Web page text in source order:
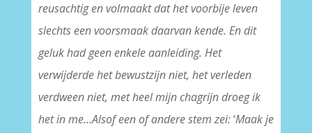
reusachtig en volmaakt dat het voorbije leven
slechts een voorsmaak daarvan kende. En dit
geluk had geen enkele aanleiding. Het
verwijderde het bewustzijn niet, het verleden
verdween niet, met heel mijn chagrijn droeg ik
het in me…Alsof een of andere stem zei:‘Maak je